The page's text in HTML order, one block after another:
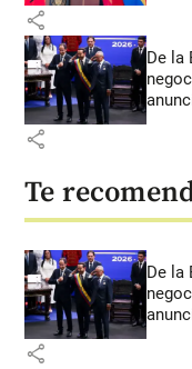
share
De la
share
Te
De la
share